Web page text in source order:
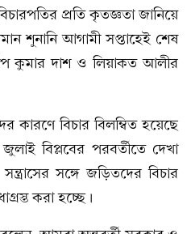
প্রতি কৃতজ্ঞতা জানিয়ে
শুনানি আগামী সপ্তাহেই শেষ
কুমার দাশ ও লিয়াকত আলীর
কারণে বিচার বিলম্বিত হয়েছে
বিপ্লবের পরবর্তীতে দেখা
সঙ্গে জড়িতদের বিচার
করা হচ্ছে।